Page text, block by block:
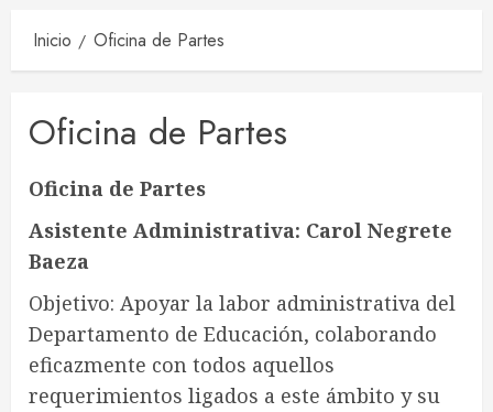
Inicio Oficina de Partes
Oficina de Partes
Oficina de Partes
Asistente Administrativa: Carol Negrete
Baeza
Objetivo: Apoyar la labor administrativa del
Departamento de Educación, colaborando
eficazmente con todos aquellos
requerimientos ligados a este ámbito y su